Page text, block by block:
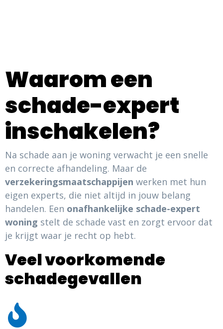
Waarom een
schade-expert
inschakelen?
Na schade aan je woning verwacht je een snelle
en correcte afhandeling. Maar de
verzekeringsmaatschappijen werken met hun
eigen experts, die niet altijd in jouw belang
handelen. Een onafhankelijke schade-expert
woning stelt de schade vast en zorgt ervoor dat
je krijgt waar je recht op hebt.
Veel voorkomende
schadegevallen